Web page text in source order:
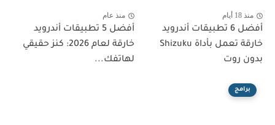
منذ 18 أيام
أفضل 6 تطبيقات أندرويد
خارقة تعمل بأداة Shizuku
بدون روت
منذ عام
أفضل 5 تطبيقات أندرويد
خارقة لعام 2026: كنز حقيقي
لهاتفك...
برامج